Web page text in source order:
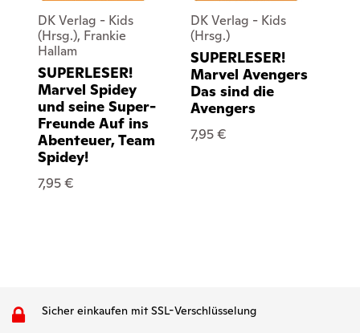
DK Verlag - Kids
(Hrsg.), Frankie
Hallam
SUPERLESER!
Marvel Spidey
und seine Super-
Freunde Auf ins
Abenteuer, Team
Spidey!
7,95 €
DK Verlag - Kids
(Hrsg.)
SUPERLESER!
Marvel Avengers
Das sind die
Avengers
7,95 €
Sicher einkaufen mit SSL-Verschlüsselung